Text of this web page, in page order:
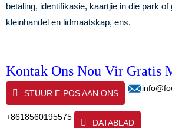
betaling, identifikasie, kaartjie in die park of
kleinhandel en lidmaatskap, ens.
Kontak Ons Nou Vir Gratis
STUUR E-POS AAN ONS
+8618560195575
DATABLAD